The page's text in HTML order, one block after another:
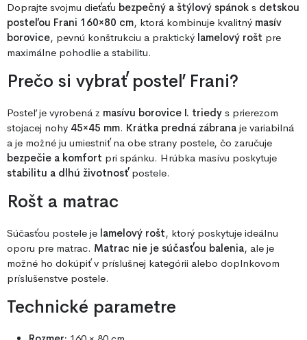
Doprajte svojmu dieťaťu bezpečný a štýlový spánok s detskou
posteľou Frani 160×80 cm, ktorá kombinuje kvalitný masív
borovice, pevnú konštrukciu a praktický lamelový rošt pre
maximálne pohodlie a stabilitu.
Prečo si vybrať posteľ Frani?
Posteľ je vyrobená z masívu borovice I. triedy s prierezom
stojacej nohy 45×45 mm. Krátka predná zábrana je variabilná
a je možné ju umiestniť na obe strany postele, čo zaručuje
bezpečie a komfort pri spánku. Hrúbka masívu poskytuje
stabilitu a dlhú životnosťpostele.
Rošt a matrac
Súčasťou postele je lamelový rošt, ktorý poskytuje ideálnu
oporu pre matrac. Matrac nie je súčasťou balenia, ale je
možné ho dokúpiť v príslušnej kategórii alebo doplnkovom
príslušenstve postele.
Technické parametre